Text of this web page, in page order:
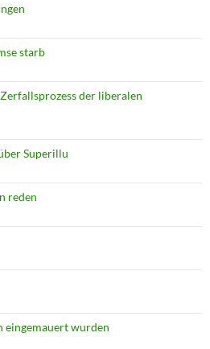
starb
der liberalen
Superillu
reden
eingemauert wurden